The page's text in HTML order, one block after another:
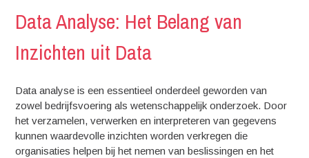
Data Analyse: Het Belang van
Inzichten uit Data
Data analyse is een essentieel onderdeel geworden van
zowel bedrijfsvoering als wetenschappelijk onderzoek. Door
het verzamelen, verwerken en interpreteren van gegevens
kunnen waardevolle inzichten worden verkregen die
organisaties helpen bij het nemen van beslissingen en het